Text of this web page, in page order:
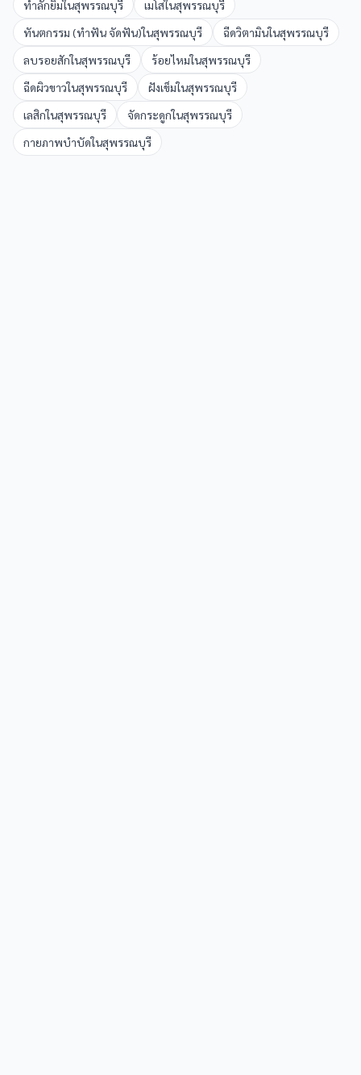
ทำลักยิ้มในสุพรรณบุรี เมโสในสุพรรณบุรี
ทันตกรรม (ทำฟัน จัดฟัน)ในสุพรรณบุรี ฉีดวิตามินในสุพรรณบุรี
ลบรอยสักในสุพรรณบุรี ร้อยไหมในสุพรรณบุรี
ฉีดผิวขาวในสุพรรณบุรี ฝังเข็มในสุพรรณบุรี
เลสิกในสุพรรณบุรี จัดกระดูกในสุพรรณบุรี
กายภาพบำบัดในสุพรรณบุรี